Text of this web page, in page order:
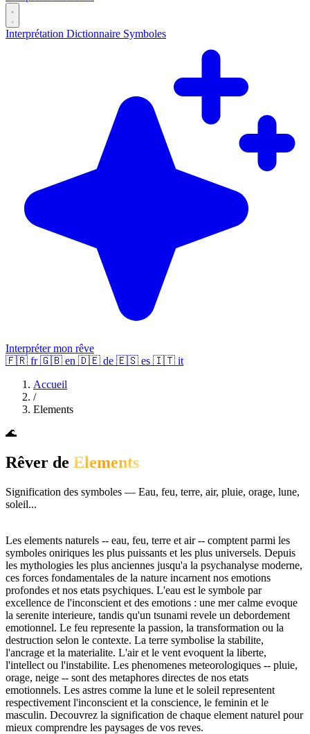
Interprétation Dictionnaire Symboles
Interpréter mon rêve
🇫🇷 fr 🇬🇧 en 🇩🇪 de 🇪🇸 es 🇮🇹 it
Accueil
/
Elements
🌊
Rêver de Elements
Signification des symboles — Eau, feu, terre, air, pluie, orage, lune,
soleil...
Les elements naturels -- eau, feu, terre et air -- comptent parmi les
symboles oniriques les plus puissants et les plus universels. Depuis
les mythologies les plus anciennes jusqu'a la psychanalyse moderne,
ces forces fondamentales de la nature incarnent nos emotions
profondes et nos etats psychiques. L'eau est le symbole par
excellence de l'inconscient et des emotions : une mer calme evoque
la serenite interieure, tandis qu'un tsunami revele un debordement
emotionnel. Le feu represente la passion, la transformation ou la
destruction selon le contexte. La terre symbolise la stabilite,
l'ancrage et la materialite. L'air et le vent evoquent la liberte,
l'intellect ou l'instabilite. Les phenomenes meteorologiques -- pluie,
orage, neige -- sont des metaphores directes de nos etats
emotionnels. Les astres comme la lune et le soleil representent
respectivement l'inconscient et la conscience, le feminin et le
masculin. Decouvrez la signification de chaque element naturel pour
mieux comprendre les paysages de vos reves.